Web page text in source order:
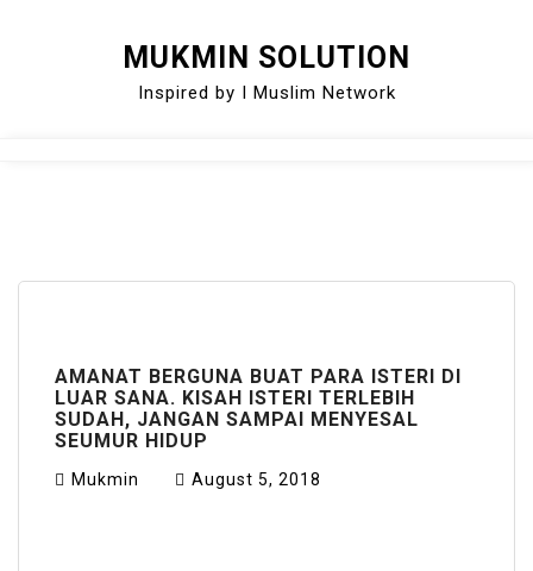
MUKMIN SOLUTION
Inspired by I Muslim Network
AMANAT BERGUNA BUAT PARA ISTERI DI
LUAR SANA. KISAH ISTERI TERLEBIH
SUDAH, JANGAN SAMPAI MENYESAL
SEUMUR HIDUP
Mukmin August 5, 2018